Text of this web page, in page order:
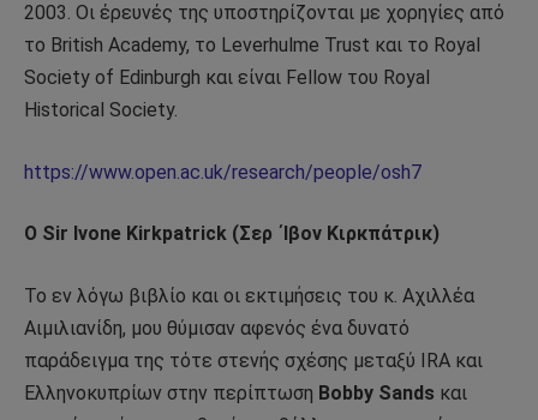
2003. Οι έρευνές της υποστηρίζονται με χορηγίες από
το British Academy, το Leverhulme Trust και το Royal
Society of Edinburgh και είναι Fellow του Royal
Historical Society.
https://www.open.ac.uk/research/people/osh7
Ο Sir Ivone Kirkpatrick (Σερ ΄Ιβον Κιρκπάτρικ)
Το εν λόγω βιβλίο και οι εκτιμήσεις του κ. Αχιλλέα
Αιμιλιανίδη, μου θύμισαν αφενός ένα δυνατό
παράδειγμα της τότε στενής σχέσης μεταξύ IRA και
Ελληνοκυπρίων στην περίπτωση Bobby Sands και